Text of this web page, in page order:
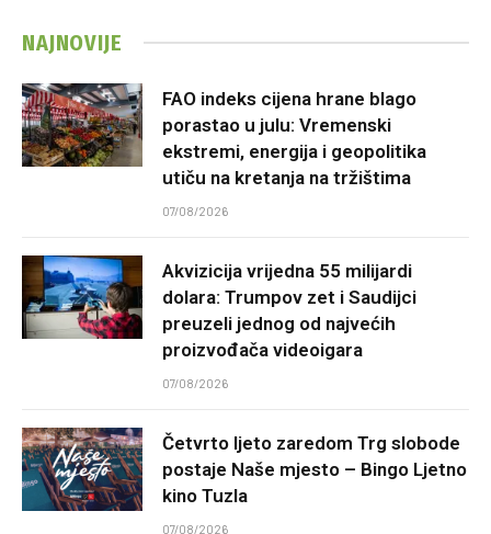
NAJNOVIJE
FAO indeks cijena hrane blago
porastao u julu: Vremenski
ekstremi, energija i geopolitika
utiču na kretanja na tržištima
07/08/2026
Akvizicija vrijedna 55 milijardi
dolara: Trumpov zet i Saudijci
preuzeli jednog od najvećih
proizvođača videoigara
07/08/2026
Četvrto ljeto zaredom Trg slobode
postaje Naše mjesto – Bingo Ljetno
kino Tuzla
07/08/2026